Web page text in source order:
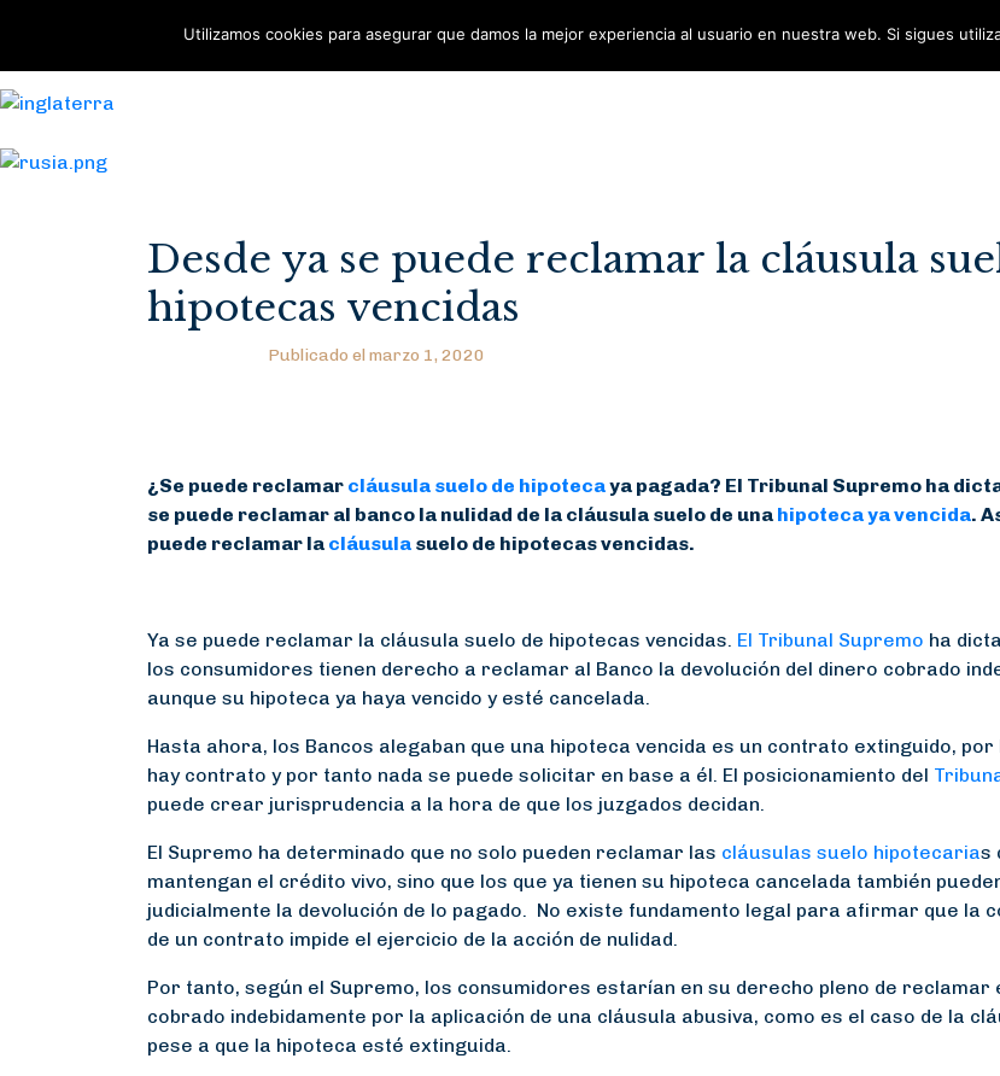
Español
Desde ya se puede reclamar la cláusula
hipotecas vencidas
Publicado el marzo 1, 2020
¿Se puede reclamar cláusula suelo de hipotecaya pagada? El Tribunal Supremo ha
se puede reclamar al banco la nulidad de la cláusula suelo de una hipoteca ya vencida.
puede reclamar la cláusula suelo de hipotecas vencidas.
Ya se puede reclamar la cláusula suelo de hipotecas vencidas. El Tribunal Supremo ha
los consumidores tienen derecho a reclamar al Banco la devolución del dinero cobrado
aunque su hipoteca ya haya vencido y esté cancelada.
Hasta ahora, los Bancos alegaban que una hipoteca vencida es un contrato extinguido, por
hay contrato y por tanto nada se puede solicitar en base a él. El posicionamiento del
puede crear jurisprudencia a la hora de que los juzgados decidan.
El Supremo ha determinado que no solo pueden reclamar las cláusulas suelo hipotecarias
mantengan el crédito vivo, sino que los que ya tienen su hipoteca cancelada también
judicialmente la devolución de lo pagado. No existe fundamento legal para afirmar que la
de un contrato impide el ejercicio de la acción de nulidad.
Por tanto, según el Supremo, los consumidores estarían en su derecho pleno de reclamar
cobrado indebidamente por la aplicación de una cláusula abusiva, como es el caso de la
pese a que la hipoteca esté extinguida.
Utilizamos cookies para asegurar que damos la mejor experiencia al usuario en nuestra web. Si sigues